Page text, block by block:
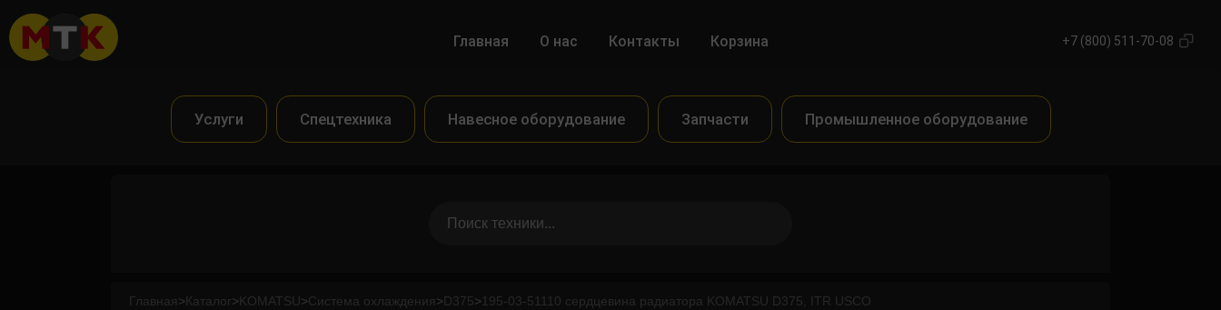
Главная О нас Контакты Корзина +7 (800) 511-70-08
Услуги Спецтехника Навесное оборудование Запчасти Промышленное оборудование
Главная>Каталог>KOMATSU>Система охлаждения>D375>195-03-51110 сердцевина радиатора KOMATSU D375, ITR USCO